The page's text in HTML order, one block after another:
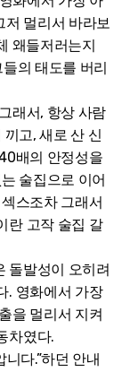
저 멀리서 바라보
왜들저러는지
의 태도를 버리
래서, 항상 사람
고, 새로 산 신
배의 안정성을
술집으로 이어
스조차 그래서
란 고작 술집 갈
돌발성이 오히려
. 영화에서 가장
을 멀리서 지켜
차였다.
다.”하던 안내